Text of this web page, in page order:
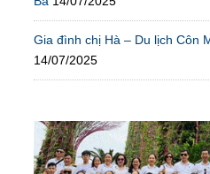
Gia đình chị Hà – Du lịch Côn
14/07/2025